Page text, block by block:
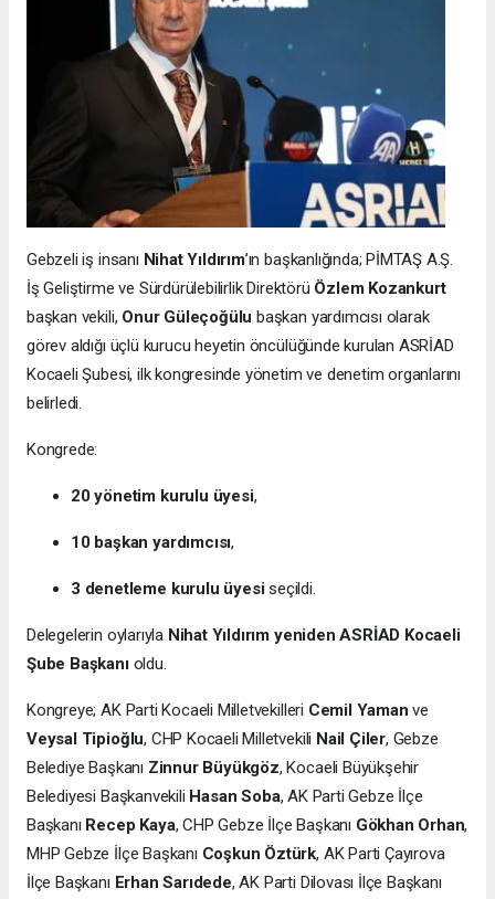
Gebzeli iş insanı Nihat Yıldırım’ın başkanlığında; PİMTAŞ A.Ş.
İş Geliştirme ve Sürdürülebilirlik Direktörü Özlem Kozankurt
başkan vekili, Onur Güleçoğülu başkan yardımcısı olarak
görev aldığı üçlü kurucu heyetin öncülüğünde kurulan ASRİAD
Kocaeli Şubesi, ilk kongresinde yönetim ve denetim organlarını
belirledi.
Kongrede:
20 yönetim kurulu üyesi,
10 başkan yardımcısı,
3 denetleme kurulu üyesiseçildi.
Delegelerin oylarıyla Nihat Yıldırım yeniden ASRİAD Kocaeli
Şube Başkanıoldu.
Kongreye; AK Parti Kocaeli Milletvekilleri Cemil Yaman ve
Veysal Tipioğlu, CHP Kocaeli Milletvekili Nail Çiler, Gebze
Belediye Başkanı Zinnur Büyükgöz, Kocaeli Büyükşehir
Belediyesi Başkanvekili Hasan Soba, AK Parti Gebze İlçe
Başkanı Recep Kaya, CHP Gebze İlçe Başkanı Gökhan Orhan,
MHP Gebze İlçe Başkanı Coşkun Öztürk, AK Parti Çayırova
İlçe Başkanı Erhan Sarıdede, AK Parti Dilovası İlçe Başkanı